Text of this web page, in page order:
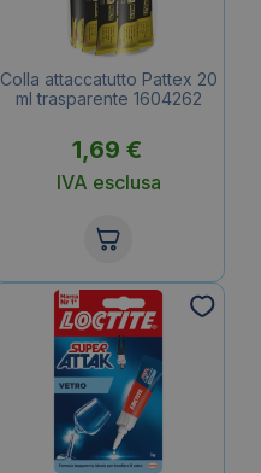
Colla attaccatutto Pattex 20
ml trasparente 1604262
1,69 €
IVA esclusa